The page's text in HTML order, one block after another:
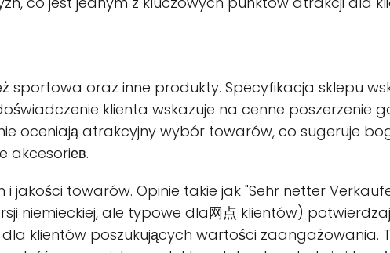
sportowa oraz inne produkty. Specyfikacja sklepu
klienta wskazuje na cenne poszerzenie
oceniają atrakcyjny wybór towarów, co sugeruje
akcesoriев.
towarów. Opinie takie jak "Sehr netter
niemieckiej, ale typowe dla网点 klientów)
klientów poszukujących wartości zaangażowania.